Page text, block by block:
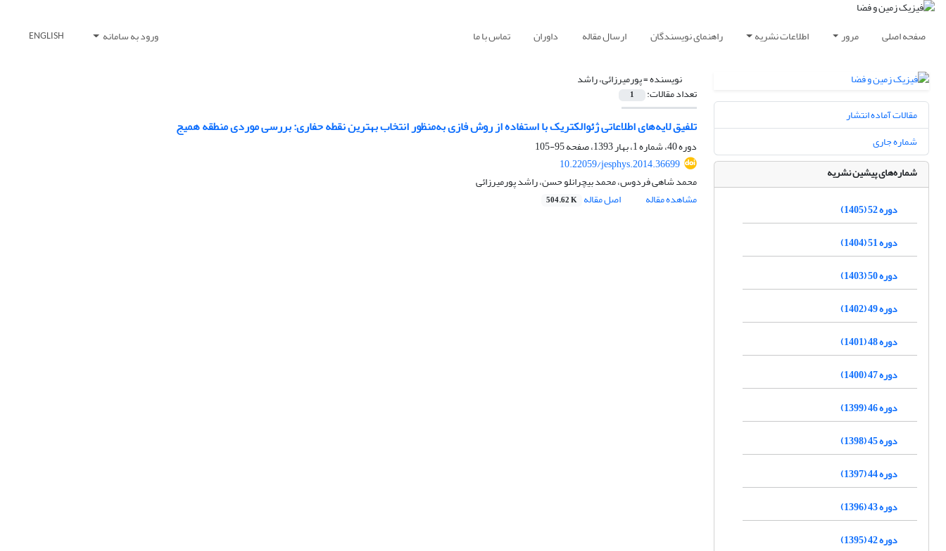
صفحه اصلی مرور اطلاعات نشریه راهنمای نویسندگان ارسال مقاله داوران تماس با ما ورود به سامانه ENGLISH
نویسنده =پورمیرزائی، راشد
تعداد مقالات: 1
تلفیق لایه‌های اطلاعاتی ژئوالکتریک با استفاده از روش فازی به‌منظور انتخاب بهترین نقطه حفاری: بررسی موردی منطقه همیج
دوره 40، شماره 1، بهار 1393، صفحه
95-105
10.22059/jesphys.2014.36699
محمد شاهی فردوس، محمد بیچرانلو حسن، راشد پورمیرزائی
مشاهده مقاله
اصل مقاله 504.62 K
مقالات آماده انتشار
شماره جاری
شماره‌های پیشین نشریه
دوره 52 (1405)
دوره 51 (1404)
دوره 50 (1403)
دوره 49 (1402)
دوره 48 (1401)
دوره 47 (1400)
دوره 46 (1399)
دوره 45 (1398)
دوره 44 (1397)
دوره 43 (1396)
دوره 42 (1395)